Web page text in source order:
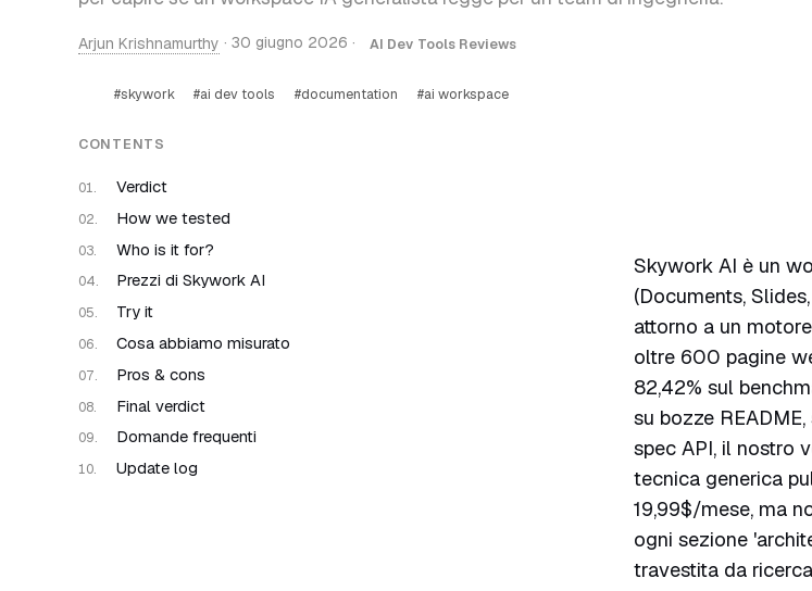
Arjun Krishnamurthy · 30 giugno 2026 · AI Dev Tools Reviews
#skywork #ai dev tools #documentation #ai workspace
CONTENTS
Verdict
How we tested
Who is it for?
Prezzi di Skywork AI
Try it
Cosa abbiamo misurato
Pros & cons
Final verdict
Domande frequenti
Update log
Skywork AI è un
(Documents,
attorno a un
oltre 600 pagine
82,42% sul
su bozze
spec API, il nostro
tecnica generica
19,99$/mese, ma
ogni sezione
travestita da